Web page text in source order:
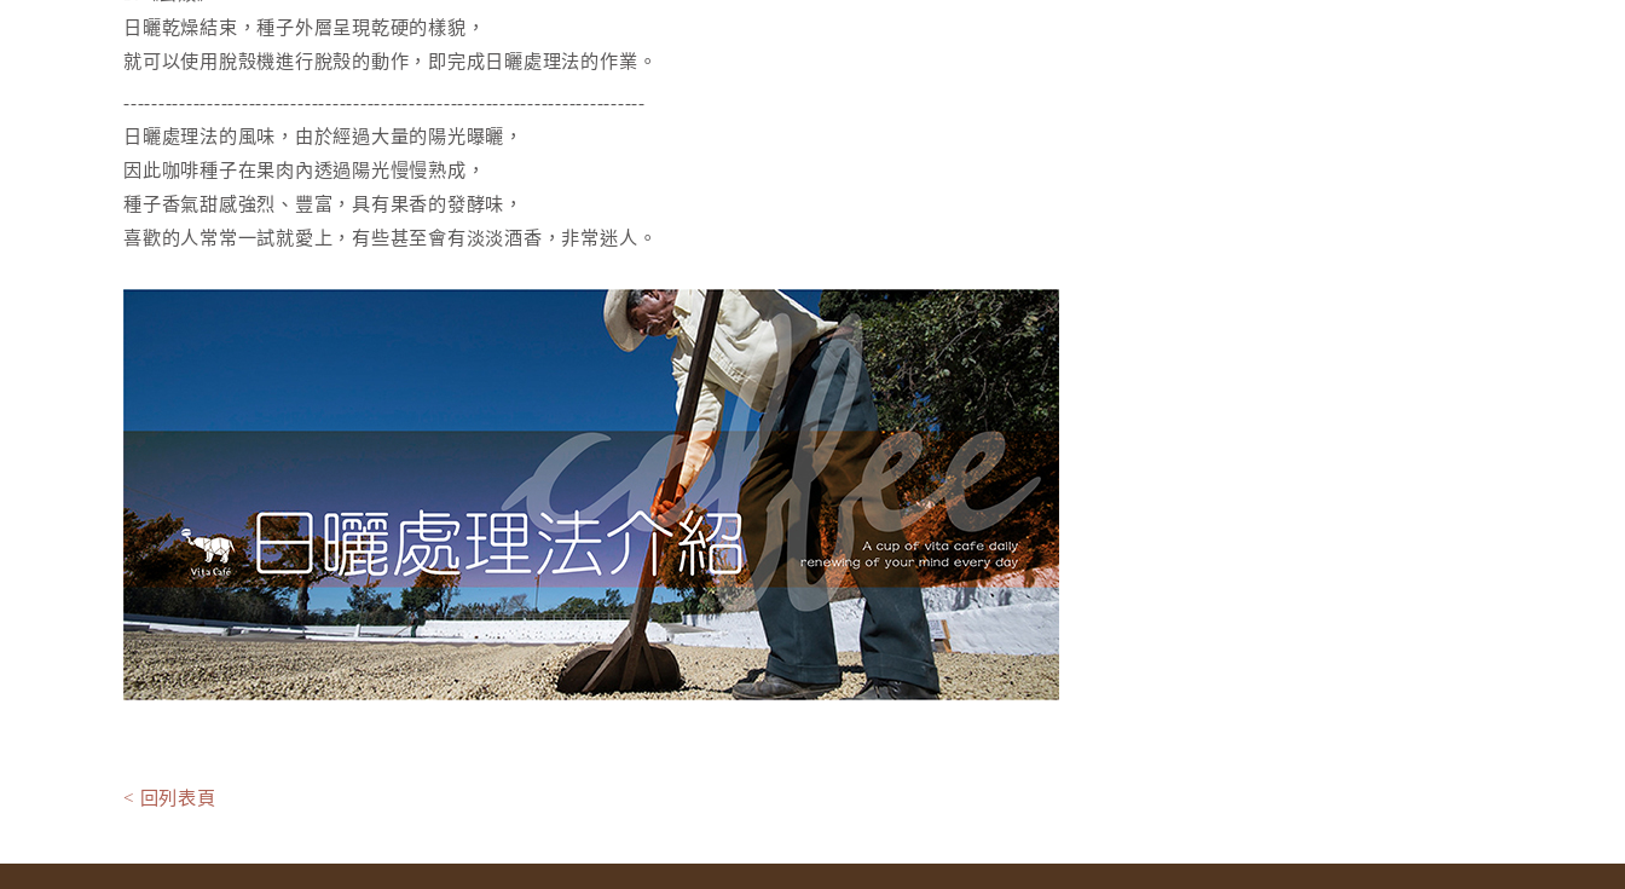
日曬乾燥結束，種子外層呈現乾硬的樣貌，
就可以使用脫殼機進行脫殼的動作，即完成日曬處理法的作業。
---------------------------------------------------------------------------
日曬處理法的風味，由於經過大量的陽光曝曬，
因此咖啡種子在果肉內透過陽光慢慢熟成，
種子香氣甜感強烈、豐富，具有果香的發酵味，
喜歡的人常常一試就愛上，有些甚至會有淡淡酒香，非常迷人。
< 回列表頁